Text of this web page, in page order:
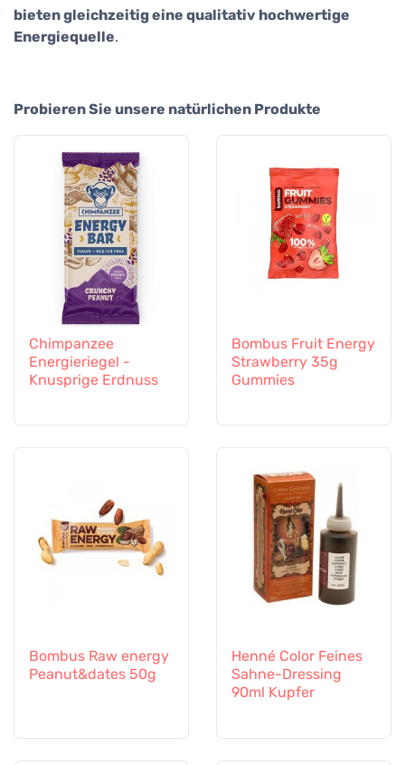
bieten gleichzeitig eine qualitativ hochwertige
Energiequelle.
Probieren Sie unsere natürlichen Produkte
Chimpanzee
Energieriegel -
Knusprige Erdnuss
Bombus Fruit Energy
Strawberry 35g
Gummies
Bombus Raw energy
Peanut&dates 50g
Henné Color Feines
Sahne-Dressing
90ml Kupfer